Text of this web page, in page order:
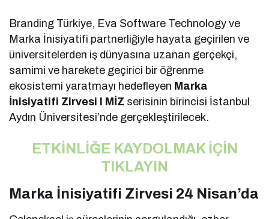
Branding Türkiye, Eva Software Technology ve
Marka İnisiyatifi partnerliğiyle hayata geçirilen ve
üniversitelerden iş dünyasına uzanan gerçekçi,
samimi ve harekete geçirici bir öğrenme
ekosistemi yaratmayı hedefleyen Marka
İnisiyatifi Zirvesi I MİZ serisinin birincisi İstanbul
Aydın Üniversitesi’nde gerçekleştirilecek.
ETKİNLİĞE KAYDOLMAK İÇİN
TIKLAYIN
Marka İnisiyatifi Zirvesi 24 Nisan’da